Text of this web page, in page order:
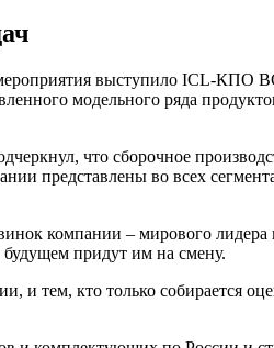
выступило ICL-КПО
модельного ряда
что сборочное
представлены во всех
компании – мирового лидера
придут им на смену.
и тем, кто только собирается